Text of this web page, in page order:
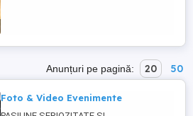
Anunțuri pe pagină: 20 50
Foto & Video Evenimente